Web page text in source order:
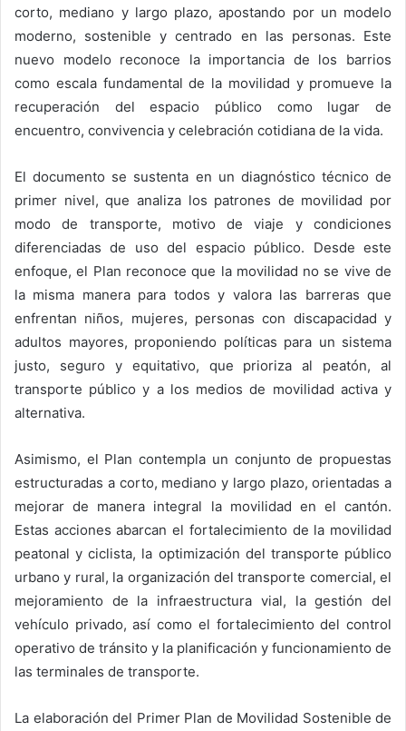
corto, mediano y largo plazo, apostando por un modelo
moderno, sostenible y centrado en las personas. Este
nuevo modelo reconoce la importancia de los barrios
como escala fundamental de la movilidad y promueve la
recuperación del espacio público como lugar de
encuentro, convivencia y celebración cotidiana de la vida.
El documento se sustenta en un diagnóstico técnico de
primer nivel, que analiza los patrones de movilidad por
modo de transporte, motivo de viaje y condiciones
diferenciadas de uso del espacio público. Desde este
enfoque, el Plan reconoce que la movilidad no se vive de
la misma manera para todos y valora las barreras que
enfrentan niños, mujeres, personas con discapacidad y
adultos mayores, proponiendo políticas para un sistema
justo, seguro y equitativo, que prioriza al peatón, al
transporte público y a los medios de movilidad activa y
alternativa.
Asimismo, el Plan contempla un conjunto de propuestas
estructuradas a corto, mediano y largo plazo, orientadas a
mejorar de manera integral la movilidad en el cantón.
Estas acciones abarcan el fortalecimiento de la movilidad
peatonal y ciclista, la optimización del transporte público
urbano y rural, la organización del transporte comercial, el
mejoramiento de la infraestructura vial, la gestión del
vehículo privado, así como el fortalecimiento del control
operativo de tránsito y la planificación y funcionamiento de
las terminales de transporte.
La elaboración del Primer Plan de Movilidad Sostenible de